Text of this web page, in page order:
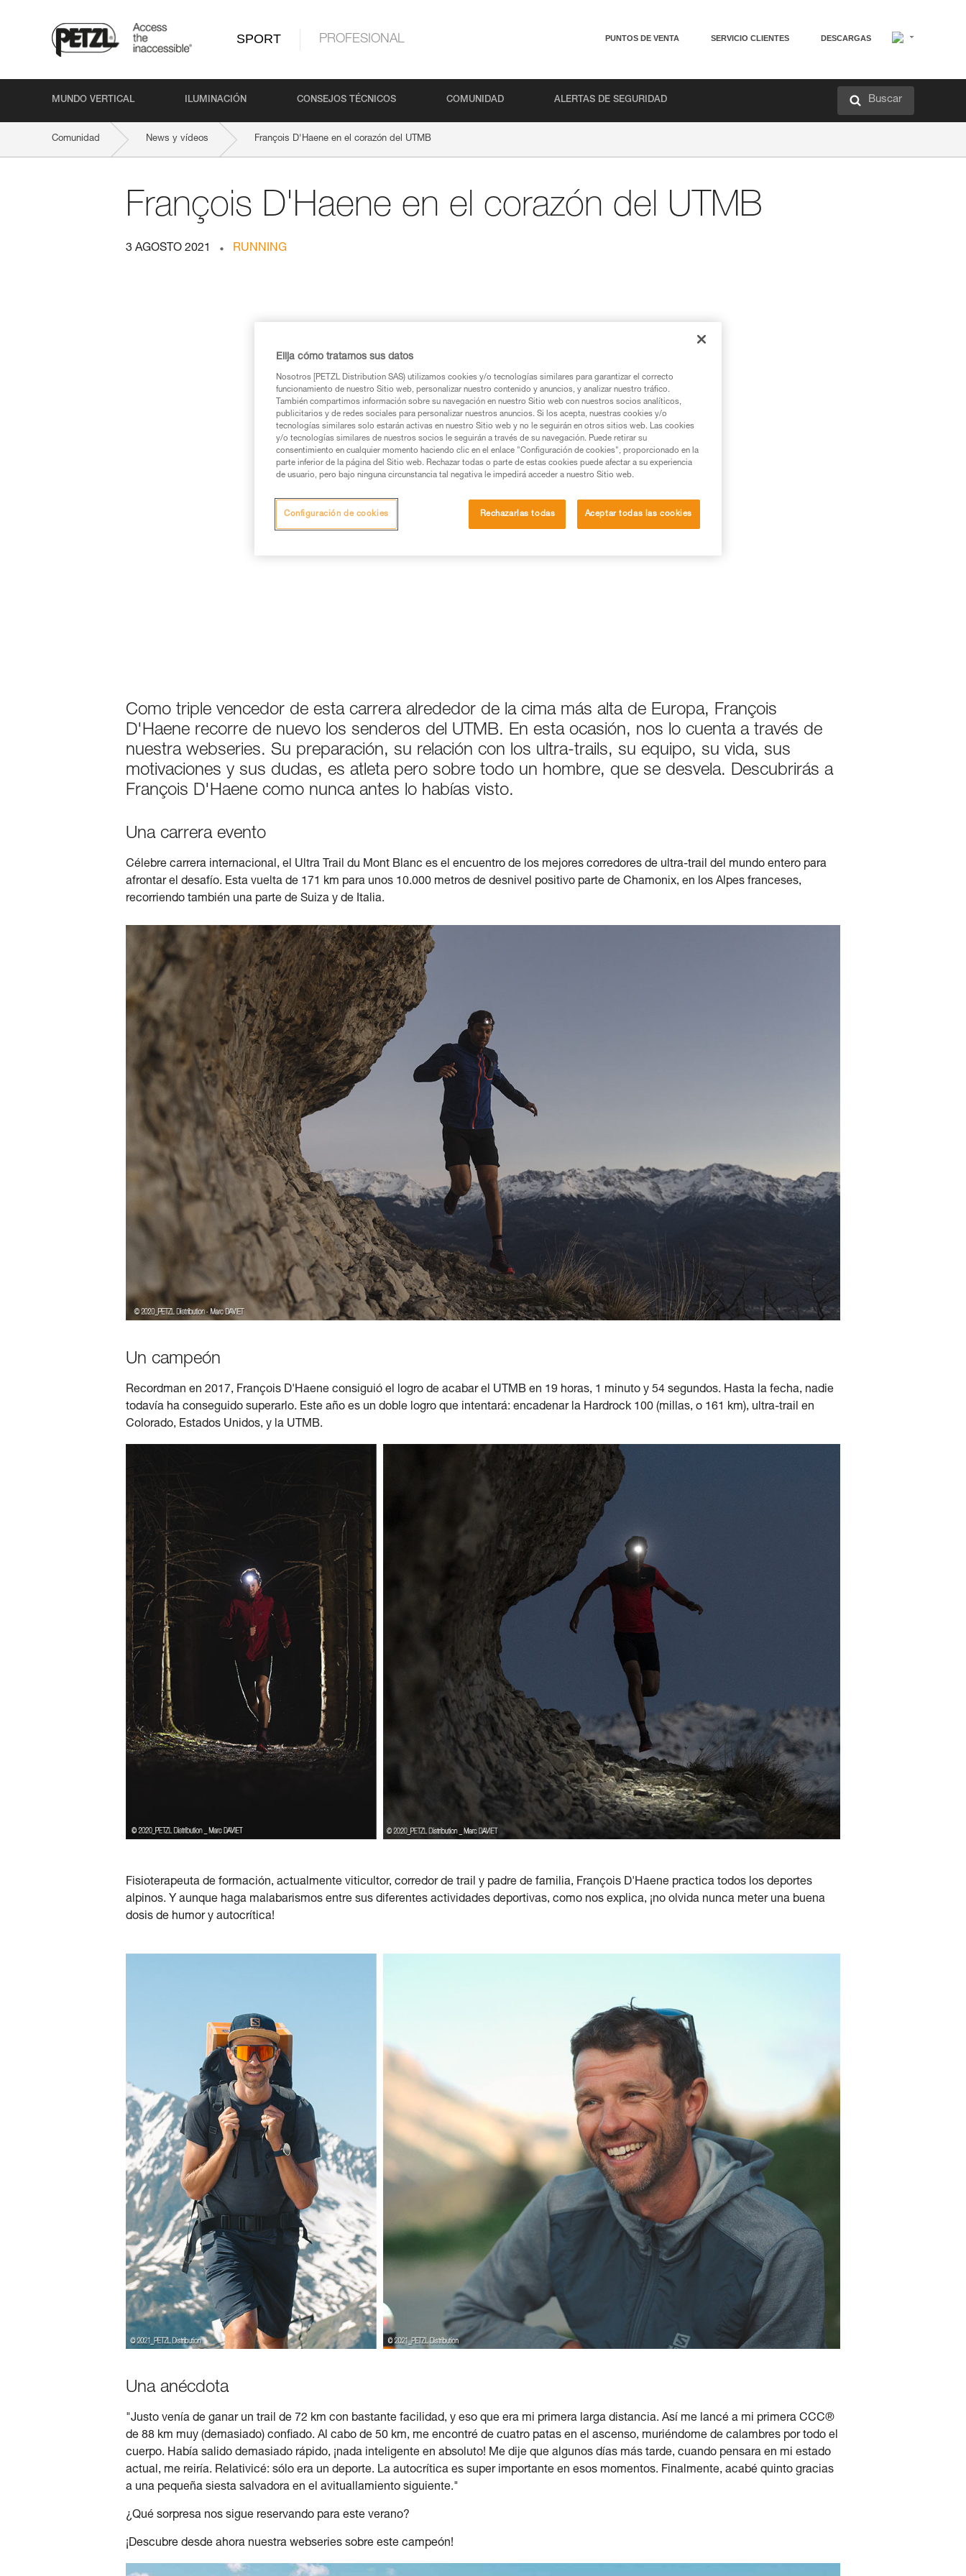
SPORT PROFESIONAL PUNTOS DE VENTA SERVICIO CLIENTES DESCARGAS
MUNDO VERTICAL ILUMINACIÓN CONSEJOS TÉCNICOS COMUNIDAD ALERTAS DE SEGURIDAD Buscar
Comunidad News y vídeos François D'Haene en el corazón del UTMB
François D'Haene en el corazón del UTMB
3 AGOSTO 2021 RUNNING
Como triple vencedor de esta carrera alrededor de la cima más alta de Europa, François
D'Haene recorre de nuevo los senderos del UTMB. En esta ocasión, nos lo cuenta a través de
nuestra webseries. Su preparación, su relación con los ultra-trails, su equipo, su vida, sus
motivaciones y sus dudas, es atleta pero sobre todo un hombre, que se desvela. Descubrirás a
François D'Haene como nunca antes lo habías visto.
Una carrera evento
Célebre carrera internacional, el Ultra Trail du Mont Blanc es el encuentro de los mejores corredores de ultra-trail del mundo entero para
afrontar el desafío. Esta vuelta de 171 km para unos 10.000 metros de desnivel positivo parte de Chamonix, en los Alpes franceses,
recorriendo también una parte de Suiza y de Italia.
Un campeón
Recordman en 2017, François D'Haene consiguió el logro de acabar el UTMB en 19 horas, 1 minuto y 54 segundos. Hasta la fecha, nadie
todavía ha conseguido superarlo. Este año es un doble logro que intentará: encadenar la Hardrock 100 (millas, o 161 km), ultra-trail en
Colorado, Estados Unidos, y la UTMB.
Fisioterapeuta de formación, actualmente viticultor, corredor de trail y padre de familia, François D'Haene practica todos los deportes
alpinos. Y aunque haga malabarismos entre sus diferentes actividades deportivas, como nos explica, ¡no olvida nunca meter una buena
dosis de humor y autocrítica!
Una anécdota
"Justo venía de ganar un trail de 72 km con bastante facilidad, y eso que era mi primera larga distancia. Así me lancé a mi primera CCC®
de 88 km muy (demasiado) confiado. Al cabo de 50 km, me encontré de cuatro patas en el ascenso, muriéndome de calambres por todo el
cuerpo. Había salido demasiado rápido, ¡nada inteligente en absoluto! Me dije que algunos días más tarde, cuando pensara en mi estado
actual, me reiría. Relativicé: sólo era un deporte. La autocrítica es super importante en esos momentos. Finalmente, acabé quinto gracias
a una pequeña siesta salvadora en el avituallamiento siguiente."
¿Qué sorpresa nos sigue reservando para este verano?
¡Descubre desde ahora nuestra webseries sobre este campeón!
Elija cómo tratamos sus datos
Nosotros [PETZL Distribution SAS) utilizamos cookies y/o tecnologías similares para garantizar el correcto
funcionamiento de nuestro Sitio web, personalizar nuestro contenido y anuncios, y analizar nuestro tráfico.
También compartimos información sobre su navegación en nuestro Sitio web con nuestros socios analíticos,
publicitarios y de redes sociales para personalizar nuestros anuncios. Si los acepta, nuestras cookies y/o
tecnologías similares solo estarán activas en nuestro Sitio web y no le seguirán en otros sitios web. Las cookies
y/o tecnologías similares de nuestros socios le seguirán a través de su navegación. Puede retirar su
consentimiento en cualquier momento haciendo clic en el enlace "Configuración de cookies", proporcionado en la
parte inferior de la página del Sitio web. Rechazar todas o parte de estas cookies puede afectar a su experiencia
de usuario, pero bajo ninguna circunstancia tal negativa le impedirá acceder a nuestro Sitio web.
Rechazarlas todas Aceptar todas las cookies
Configuración de cookies